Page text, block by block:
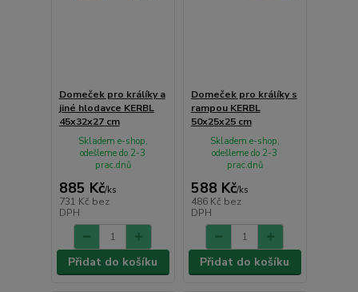
Domeček pro králíky a
jiné hlodavce KERBL
45x32x27 cm
885 Kč/ks
731 Kč bez
DPH
Skladem e-shop,
odešleme do 2-3
prac.dnů
Přidat do košíku
Domeček pro králíky s
rampou KERBL
50x25x25 cm
588 Kč/ks
486 Kč bez
DPH
Skladem e-shop,
odešleme do 2-3
prac.dnů
Přidat do košíku